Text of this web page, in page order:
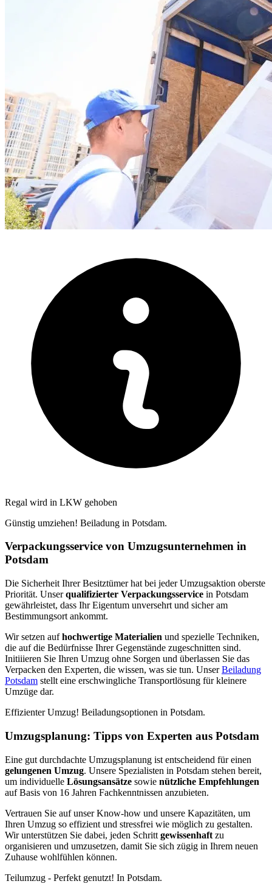
Regal wird in LKW gehoben
Günstig umziehen! Beiladung in Potsdam.
Verpackungsservice von Umzugsunternehmen in
Potsdam
Die Sicherheit Ihrer Besitztümer hat bei jeder Umzugsaktion oberste
Priorität. Unserqualifizierter Verpackungsservice in Potsdam
gewährleistet, dass Ihr Eigentum unversehrt und sicher am
Bestimmungsort ankommt.
Wir setzen aufhochwertige Materialien und spezielle Techniken,
die auf die Bedürfnisse Ihrer Gegenstände zugeschnitten sind.
Initiiieren Sie Ihren Umzug ohne Sorgen und überlassen Sie das
Verpacken den Experten, die wissen, was sie tun. UnserBeiladung
Potsdam stellt eine erschwingliche Transportlösung für kleinere
Umzüge dar.
Effizienter Umzug! Beiladungsoptionen in Potsdam.
Umzugsplanung: Tipps von Experten aus Potsdam
Eine gut durchdachte Umzugsplanung ist entscheidend für einen
gelungenen Umzug. Unsere Spezialisten in Potsdam stehen bereit,
um individuelle Lösungsansätze sowie nützliche Empfehlungen
auf Basis von 16 Jahren Fachkenntnissen anzubieten.
Vertrauen Sie auf unser Know-how und unsere Kapazitäten, um
Ihren Umzug so effizient und stressfrei wie möglich zu gestalten.
Wir unterstützen Sie dabei, jeden Schritt gewissenhaft zu
organisieren und umzusetzen, damit Sie sich zügig in Ihrem neuen
Zuhause wohlfühlen können.
Teilumzug - Perfekt genutzt! In Potsdam.